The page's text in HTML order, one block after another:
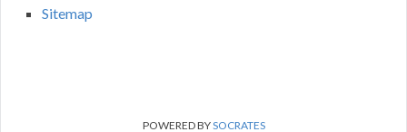
Sitemap
POWERED BYSOCRATES